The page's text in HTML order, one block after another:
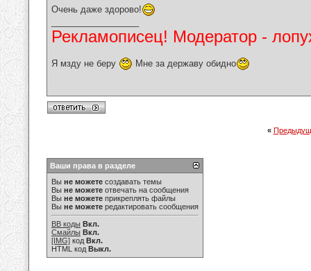
Очень даже здорово!
Рекламописец! Модератор -
Я мзду не беру Мне за державу обидно
«
Ваши права в разделе
Вы не можете создавать темы
Вы не можете отвечать на сообщения
Вы не можете прикреплять файлы
Вы не можете редактировать сообщения
BB коды Вкл.
Смайлы Вкл.
[IMG] код Вкл.
HTML код Выкл.